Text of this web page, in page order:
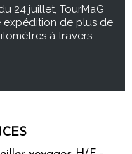
24 juillet, TourMaG
expédition de plus de
à travers...